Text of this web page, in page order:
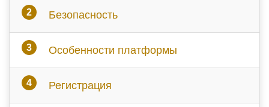
Безопасность
Особенности платформы
Регистрация